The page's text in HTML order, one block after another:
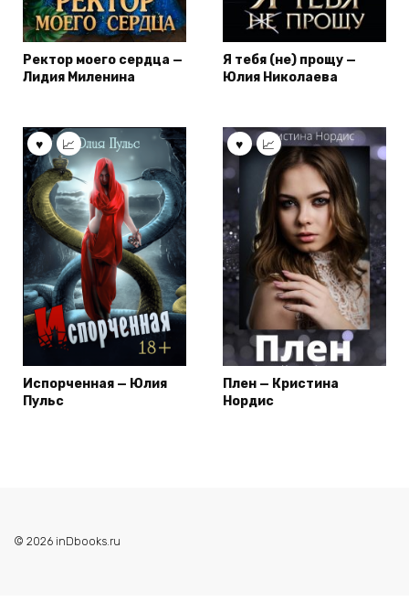
Ректор моего сердца —
Лидия Миленина
Я тебя (не) прощу —
Юлия Николаева
Испорченная — Юлия
Пульс
Плен — Кристина
Нордис
© 2026 inDbooks.ru